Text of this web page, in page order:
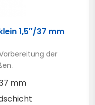
1,5″/37 mm
der
mm